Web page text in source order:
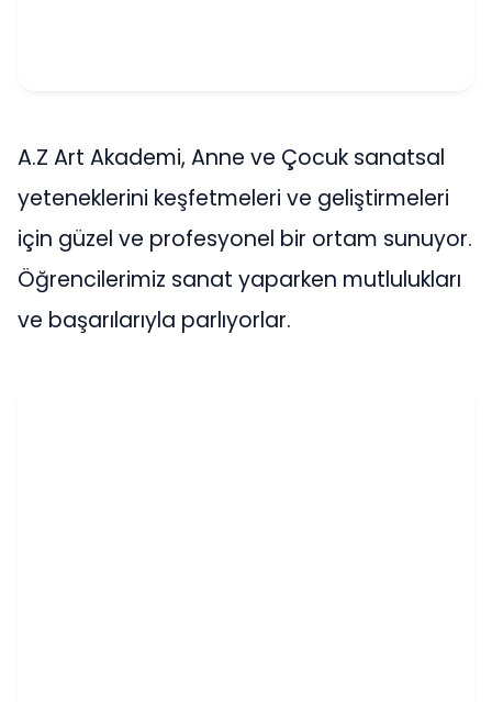
A.Z Art Akademi, Anne ve Çocuk sanatsal
yeteneklerini keşfetmeleri ve geliştirmeleri
için güzel ve profesyonel bir ortam sunuyor.
Öğrencilerimiz sanat yaparken mutlulukları
ve başarılarıyla parlıyorlar.